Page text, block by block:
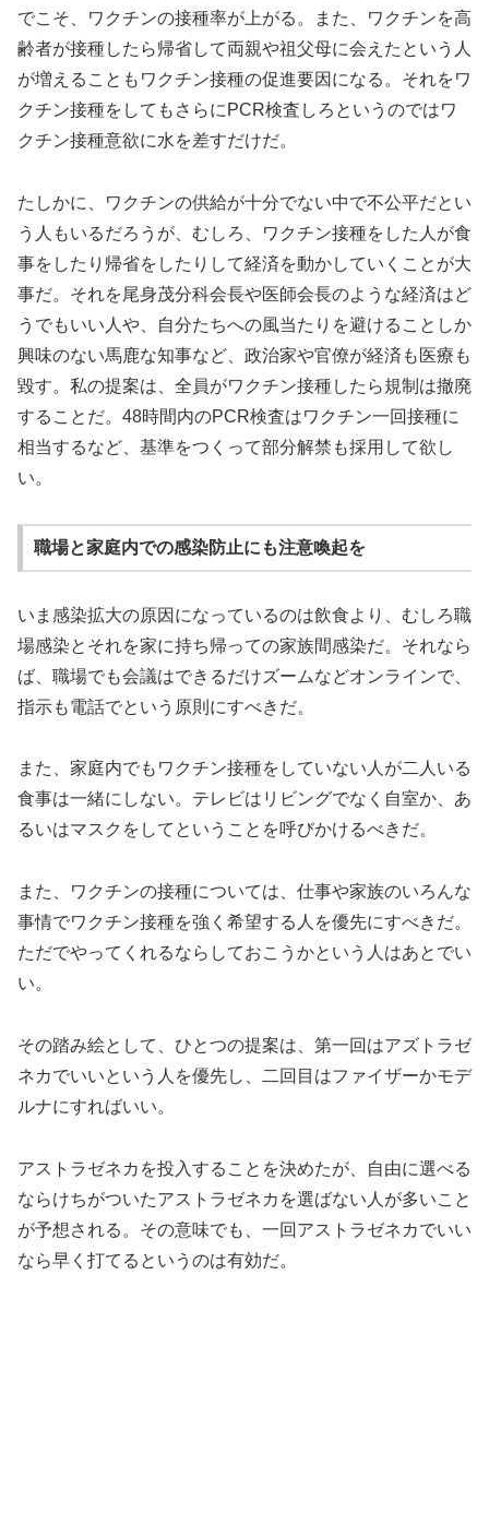
でこそ、ワクチンの接種率が上がる。また、ワクチンを高
齢者が接種したら帰省して両親や祖父母に会えたという人
が増えることもワクチン接種の促進要因になる。それをワ
クチン接種をしてもさらにPCR検査しろというのではワ
クチン接種意欲に水を差すだけだ。
たしかに、ワクチンの供給が十分でない中で不公平だとい
う人もいるだろうが、むしろ、ワクチン接種をした人が食
事をしたり帰省をしたりして経済を動かしていくことが大
事だ。それを尾身茂分科会長や医師会長のような経済はど
うでもいい人や、自分たちへの風当たりを避けることしか
興味のない馬鹿な知事など、政治家や官僚が経済も医療も
毀す。私の提案は、全員がワクチン接種したら規制は撤廃
することだ。48時間内のPCR検査はワクチン一回接種に
相当するなど、基準をつくって部分解禁も採用して欲し
い。
職場と家庭内での感染防止にも注意喚起を
いま感染拡大の原因になっているのは飲食より、むしろ職
場感染とそれを家に持ち帰っての家族間感染だ。それなら
ば、職場でも会議はできるだけズームなどオンラインで、
指示も電話でという原則にすべきだ。
また、家庭内でもワクチン接種をしていない人が二人いる
食事は一緒にしない。テレビはリビングでなく自室か、あ
るいはマスクをしてということを呼びかけるべきだ。
また、ワクチンの接種については、仕事や家族のいろんな
事情でワクチン接種を強く希望する人を優先にすべきだ。
ただでやってくれるならしておこうかという人はあとでい
い。
その踏み絵として、ひとつの提案は、第一回はアズトラゼ
ネカでいいという人を優先し、二回目はファイザーかモデ
ルナにすればいい。
アストラゼネカを投入することを決めたが、自由に選べる
ならけちがついたアストラゼネカを選ばない人が多いこと
が予想される。その意味でも、一回アストラゼネカでいい
なら早く打てるというのは有効だ。